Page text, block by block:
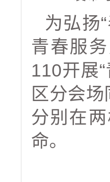
为弘扬
青春服
110开展
区分会
分别在
命。